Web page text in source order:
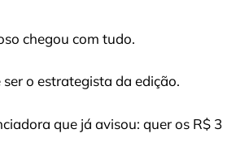
chegou com tudo.
o estrategista da edição.
que já avisou: quer os R$ 3